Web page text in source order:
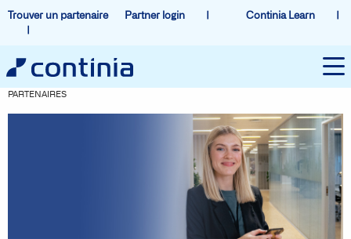
Trouver un partenaire Partner login Continia Learn
PARTENAIRES